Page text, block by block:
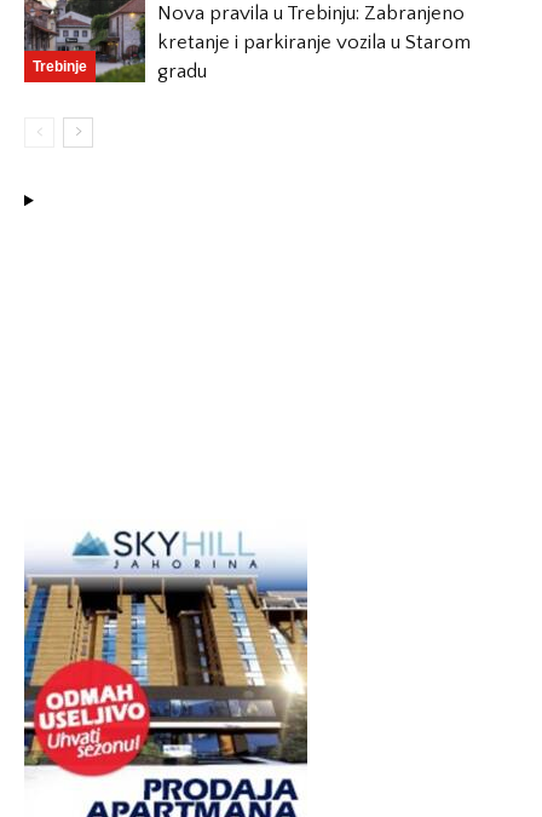
Trebinje
Nova pravila u Trebinju: Zabranjeno
kretanje i parkiranje vozila u Starom
gradu